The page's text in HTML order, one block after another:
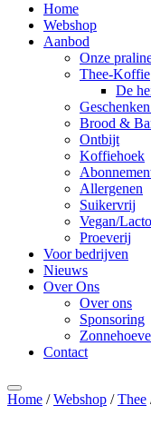
Home
Webshop
Aanbod
Onze
Thee-Koffie
De
Brood &
Ontbijt
Koffiehoek
Allergenen
Suikervrij
Vegan/
Proeverij
Voor bedrijven
Nieuws
Over Ons
Over ons
Sponsoring
Zonnehoeve
Contact
Home /Webshop /Thee